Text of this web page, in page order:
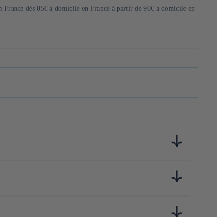
France dès 85€ à domicile en France à partir de 90€ à domicile en
connue. Cette bras- serie cache en son sein
de ne produire que du saké qui laisse au mieux les